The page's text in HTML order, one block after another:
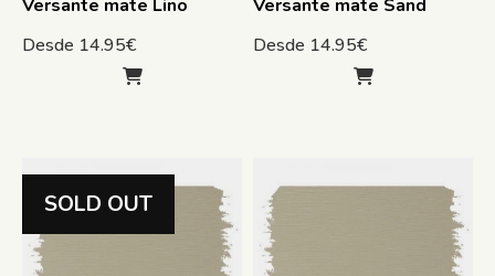
Versante mate Lino
Desde 14.95€
Versante mate Sand
Desde 14.95€
SOLD OUT